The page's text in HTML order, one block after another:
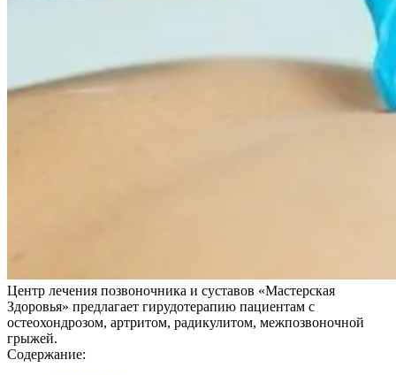
Центр лечения позвоночника и суставов «Мастерская
Здоровья» предлагает гирудотерапию пациентам с
остеохондрозом, артритом, радикулитом, межпозвоночной
грыжей.
Содержание: